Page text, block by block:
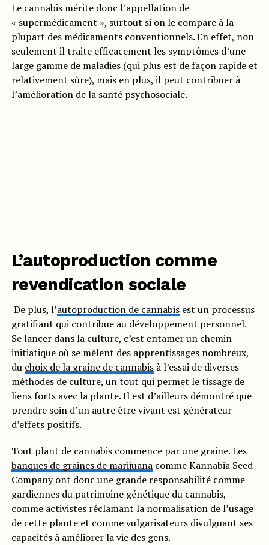
Le cannabis mérite donc l’appellation de
« supermédicament », surtout si on le compare à la
plupart des médicaments conventionnels. En effet, non
seulement il traite efficacement les symptômes d’une
large gamme de maladies (qui plus est de façon rapide et
relativement sûre), mais en plus, il peut contribuer à
l’amélioration de la santé psychosociale.
L’autoproduction comme
revendication sociale
De plus, l’autoproduction de cannabisest un processus
gratifiant qui contribue au développement personnel.
Se lancer dans la culture, c’est entamer un chemin
initiatique où se mêlent des apprentissages nombreux,
du choix de la graine de cannabisà l’essai de diverses
méthodes de culture, un tout qui permet le tissage de
liens forts avec la plante. Il est d’ailleurs démontré que
prendre soin d’un autre être vivant est générateur
d’effets positifs.
Tout plant de cannabis commence par une graine. Les
banques de graines de marijuanacomme Kannabia Seed
Company ont donc une grande responsabilité comme
gardiennes du patrimoine génétique du cannabis,
comme activistes réclamant la normalisation de l’usage
de cette plante et comme vulgarisateurs divulguant ses
capacités à améliorer la vie des gens.